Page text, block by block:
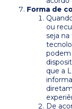
Forma de
ou
seja
podem
que a
De